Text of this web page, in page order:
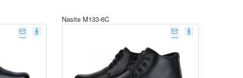
Nasite M133-6C